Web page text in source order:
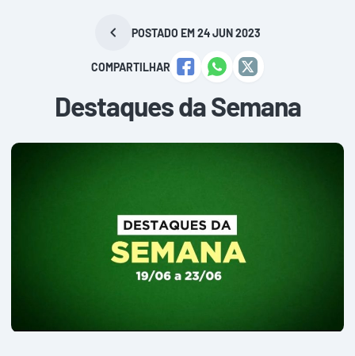
POSTADO EM 24 JUN 2023
COMPARTILHAR
Destaques da Semana